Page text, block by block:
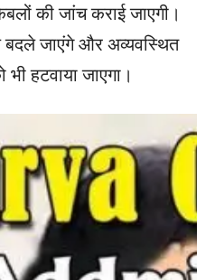
की जांच कराई जाएगी।
जाएंगे और अव्यवस्थित
हटवाया जाएगा।